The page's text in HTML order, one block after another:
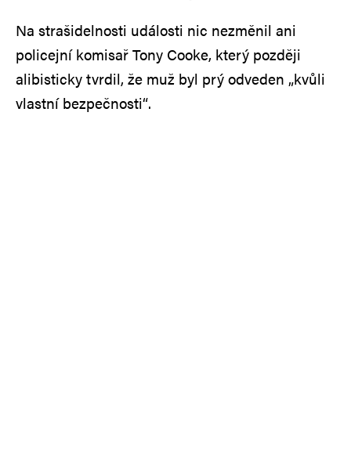
Na strašidelnosti události nic nezměnil ani
policejní komisař Tony Cooke, který později
alibisticky tvrdil, že muž byl prý odveden „kvůli
vlastní bezpečnosti“.